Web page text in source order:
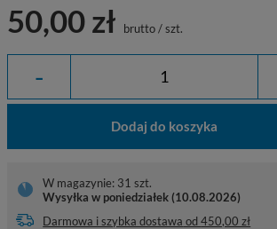
50,00 zł brutto/szt.
-
Dodaj do koszyka
W magazynie: 31 szt.
Wysyłkaw poniedziałek (10.08.2026)
Darmowa i szybka dostawa od450,00 zł